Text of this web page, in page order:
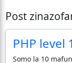
Post
PHP level
Somo la 10